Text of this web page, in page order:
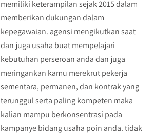
memiliki keterampilan sejak 2015 dalam
memberikan dukungan dalam
kepegawaian. agensi mengikutkan saat
dan juga usaha buat mempelajari
kebutuhan perseroan anda dan juga
meringankan kamu merekrut pekerja
sementara, permanen, dan kontrak yang
terunggul serta paling kompeten maka
kalian mampu berkonsentrasi pada
kampanye bidang usaha poin anda. tidak